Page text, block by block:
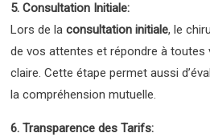
5. Consultation Initiale:
Lors de laconsultation initiale, le
de vos attentes et répondre à toutes
claire. Cette étape permet aussi
la compréhension mutuelle.
6. Transparence des Tarifs: